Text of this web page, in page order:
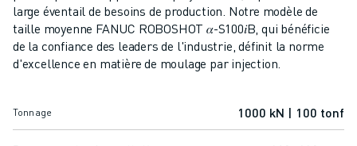
ROBOTS ARTICULÉS
SÉRIE ARC MATE
SÉRIE M-900
ROBOTS DELTA
ROBOTS DE PEINTURE
ROBOTS PALETTISEURS
large éventail de besoins de production. Notre modèle de
taille moyenne FANUC ROBOSHOT 𝛼-S100𝑖B, qui bénéficie
de la confiance des leaders de l'industrie, définit la norme
d'excellence en matière de moulage par injection.
Tonnage 1000 kN | 100 tonf